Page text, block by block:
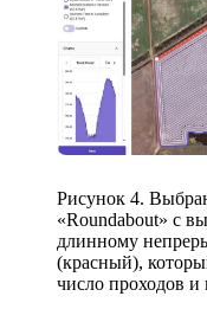
Рисунок 4.
«Roundabout» с
длинному
(красный),
число проходов